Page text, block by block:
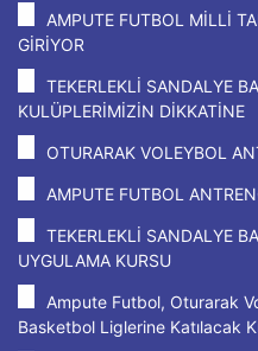
AMPUTE FUTBOL MİLLİ
GİRİYOR
TEKERLEKLİ SANDALYE
KULÜPLERİMİZİN DİKKATİNE
OTURARAK VOLEYBOL
AMPUTE FUTBOL
TEKERLEKLİ SANDALYE
UYGULAMA KURSU
Ampute Futbol, Oturarak
Basketbol Liglerine Katılacak